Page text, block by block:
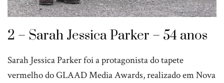
2 – Sarah Jessica Parker – 54 anos
Sarah Jessica Parker foi a protagonista do tapete
vermelho do GLAAD Media Awards, realizado em Nova